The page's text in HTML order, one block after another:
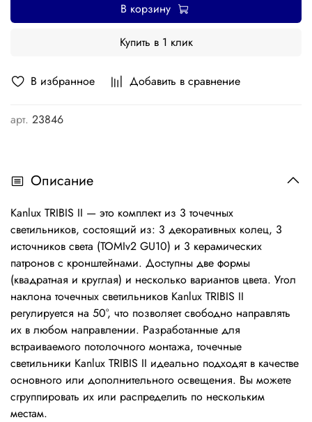
В избранное Добавить в сравнение
арт. 23846
В корзину
Купить в 1 клик
Описание
Kanlux TRIBIS II — это комплект из 3 точечных
светильников, состоящий из: 3 декоративных колец, 3
источников света (TOMIv2 GU10) и 3 керамических
патронов с кронштейнами. Доступны две формы
(квадратная и круглая) и несколько вариантов цвета. Угол
наклона точечных светильников Kanlux TRIBIS II
регулируется на 50°, что позволяет свободно направлять
их в любом направлении. Разработанные для
встраиваемого потолочного монтажа, точечные
светильники Kanlux TRIBIS II идеально подходят в качестве
основного или дополнительного освещения. Вы можете
сгруппировать их или распределить по нескольким
местам.